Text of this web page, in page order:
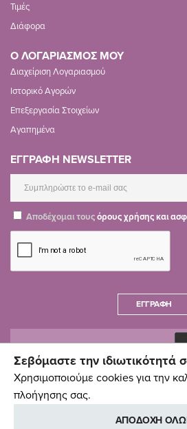
Τιμές
Διάφορα
Ο ΛΟΓΑΡΙΑΣΜΟΣ ΜΟΥ
Διαχείριση Λογαριασμού
Ιστορικό Αγορών
Επεξεργασία Στοιχείων
Αγαπημένα
ΕΓΓΡΑΦΗ NEWSLETTER
Αποδέχομαι τουςόρους χρήσης και
ΕΓΓΡΑΦΉ
Σεβόμαστε την ιδιωτικότητά
Χρησιμοποιούμε cookies για την
πλοήγησης σας.
ΑΠΟΔΟΧΗ